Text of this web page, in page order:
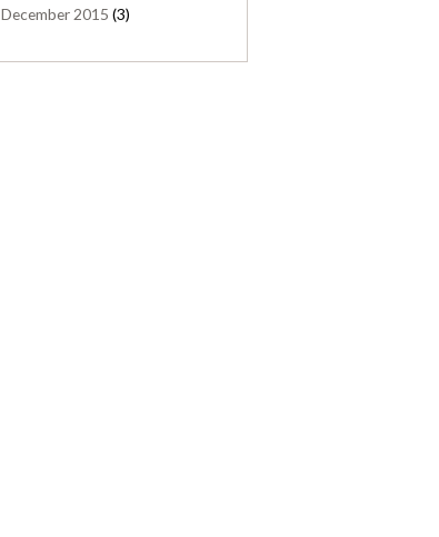
December 2015 (3)